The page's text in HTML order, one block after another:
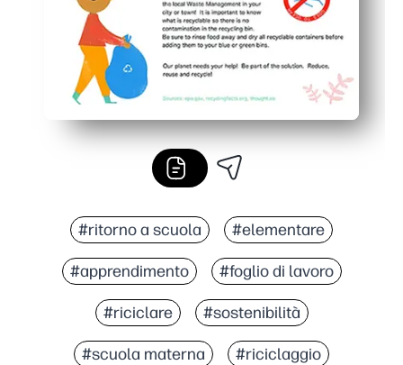
#ritorno a scuola #elementare
#apprendimento #foglio di lavoro
#riciclare #sostenibilità
#scuola materna #riciclaggio